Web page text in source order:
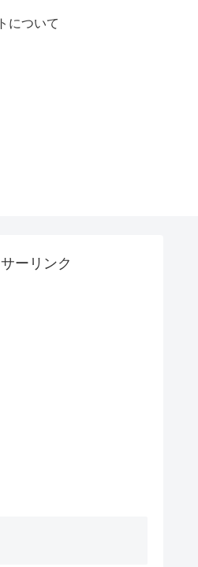
について
ーリンク